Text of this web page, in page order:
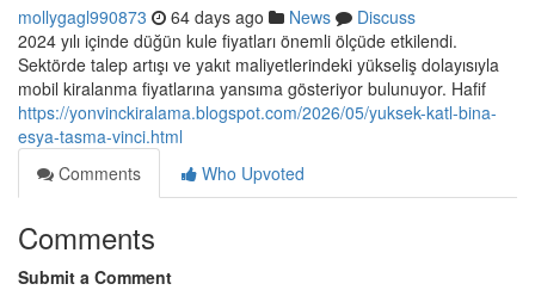
mollygagl990873 64 days ago News
Discuss
2024 yılı içinde düğün kule fiyatları önemli ölçüde etkilendi.
Sektörde talep artışı ve yakıt maliyetlerindeki yükseliş dolayısıyla
mobil kiralanma fiyatlarına yansıma gösteriyor bulunuyor. Hafif
https://yonvinckiralama.blogspot.com/2026/05/yuksek-katl-bina-
esya-tasma-vinci.html
Comments
Who Upvoted
Comments
Submit a Comment